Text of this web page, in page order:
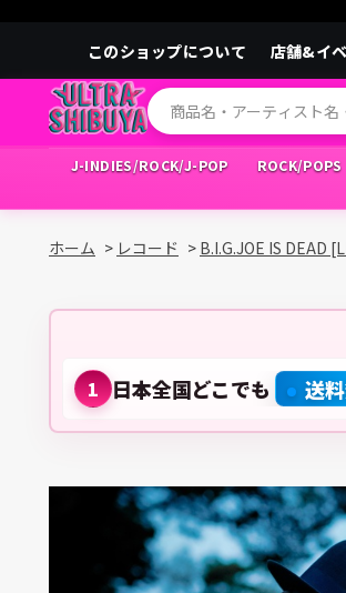
このショップについて 店舗&イ
J-INDIES/ROCK/J-POP ROCK/POPS
ホーム > レコード > B.I.G.JOE IS DEAD
1 日本全国どこでも 送